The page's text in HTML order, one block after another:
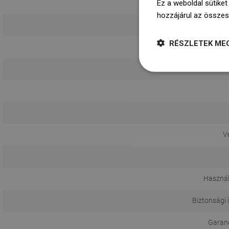
Biztonsági
Ez a weboldal
hozzájárul az
RÉSZLETEK